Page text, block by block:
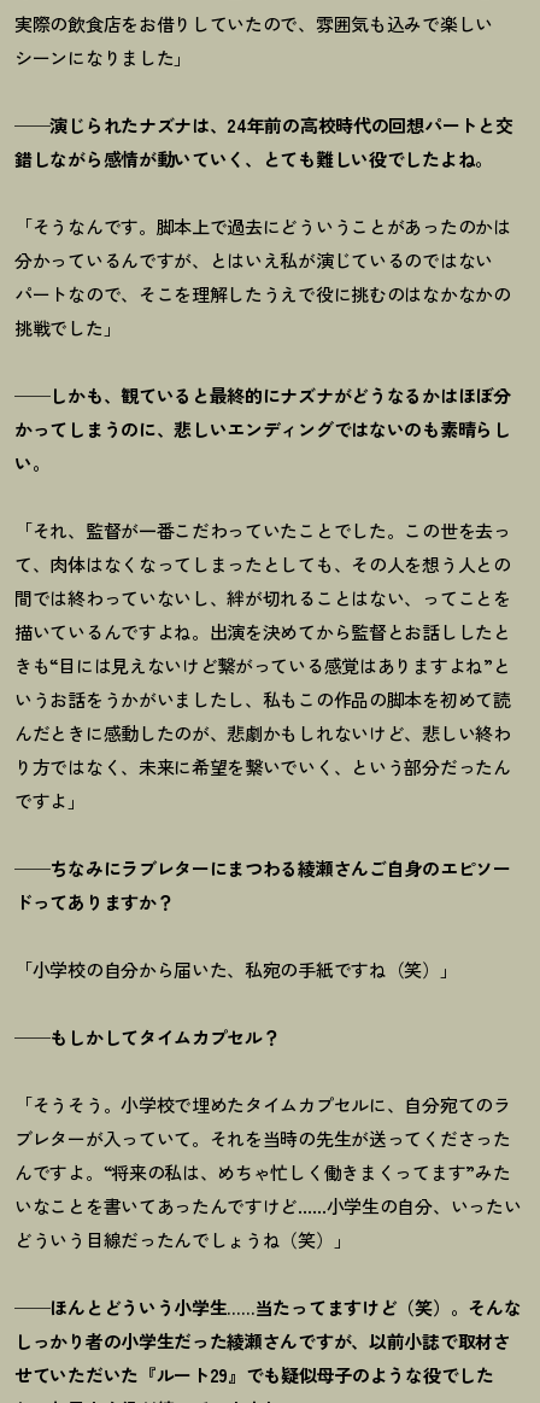
実際の飲食店をお借りしていたので、雰囲気も込みで楽しい
シーンになりました」
──演じられたナズナは、24年前の高校時代の回想パートと交
錯しながら感情が動いていく、とても難しい役でしたよね。
「そうなんです。脚本上で過去にどういうことがあったのかは
分かっているんですが、とはいえ私が演じているのではない
パートなので、そこを理解したうえで役に挑むのはなかなかの
挑戦でした」
──しかも、観ていると最終的にナズナがどうなるかはほぼ分
かってしまうのに、悲しいエンディングではないのも素晴らし
い。
「それ、監督が一番こだわっていたことでした。この世を去っ
て、肉体はなくなってしまったとしても、その人を想う人との
間では終わっていないし、絆が切れることはない、ってことを
描いているんですよね。出演を決めてから監督とお話ししたと
きも“目には見えないけど繋がっている感覚はありますよね”と
いうお話をうかがいましたし、私もこの作品の脚本を初めて読
んだときに感動したのが、悲劇かもしれないけど、悲しい終わ
り方ではなく、未来に希望を繋いでいく、という部分だったん
ですよ」
──ちなみにラブレターにまつわる綾瀬さんご自身のエピソー
ドってありますか？
「小学校の自分から届いた、私宛の手紙ですね（笑）」
──もしかしてタイムカプセル？
「そうそう。小学校で埋めたタイムカプセルに、自分宛てのラ
ブレターが入っていて。それを当時の先生が送ってくださった
んですよ。“将来の私は、めちゃ忙しく働きまくってます”みた
いなことを書いてあったんですけど……小学生の自分、いったい
どういう目線だったんでしょうね（笑）」
──ほんとどういう小学生……当たってますけど（笑）。そんな
しっかり者の小学生だった綾瀬さんですが、以前小誌で取材さ
せていただいた『ルート29』でも疑似母子のような役でした